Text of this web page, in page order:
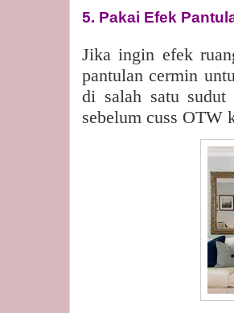
5. Pakai Efek
Jika ingin efek
pantulan cermin
di salah satu sudut
sebelum cuss OTW